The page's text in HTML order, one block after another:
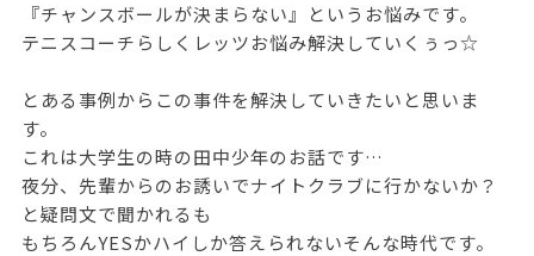
『チャンスボールが決まらない』というお悩みです。
テニスコーチらしくレッツお悩み解決していくぅっ☆
とある事例からこの事件を解決していきたいと思いま
す。
これは大学生の時の田中少年のお話です…
夜分、先輩からのお誘いでナイトクラブに行かないか？
と疑問文で聞かれるも
もちろんYESかハイしか答えられないそんな時代です。